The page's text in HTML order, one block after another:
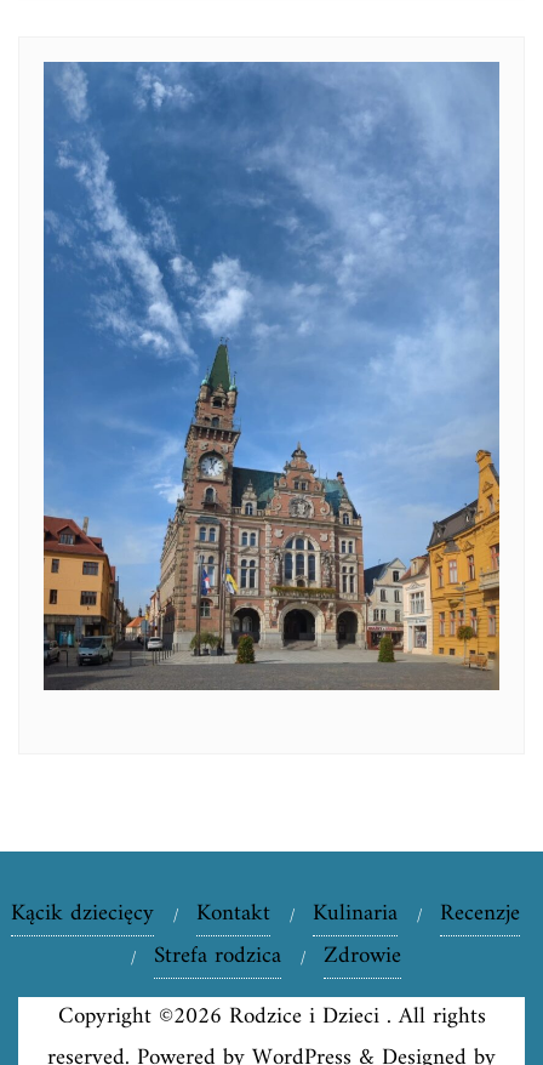
Kącik dziecięcy Kontakt Kulinaria
Recenzje
Strefa rodzica
Zdrowie
Copyright ©2026 Rodzice i Dzieci . All rights